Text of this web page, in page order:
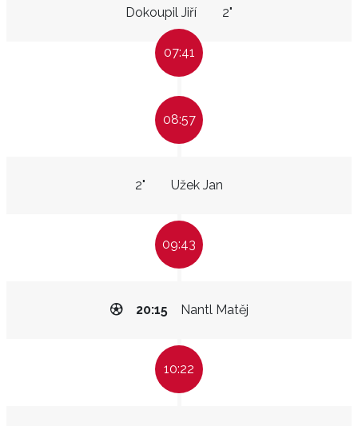
Dokoupil Jiří 2"
07:41
08:57
Užek Jan
2"
09:43
Nantl Matěj
20:15
10:22